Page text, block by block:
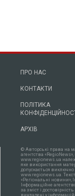
ПРО НАС
КОНТАКТИ
ПОЛІТИКА
АРХІВ
© Авторські права на
агентства
www.regionews.ua
яке використання
допускається виключно
www.regionews.ua.
«Регіональні новини»,
Інформаційне
за зміст і
викладені у